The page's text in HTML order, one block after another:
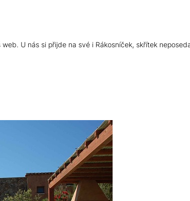
U nás si přijde na své i Rákosníček, skřítek